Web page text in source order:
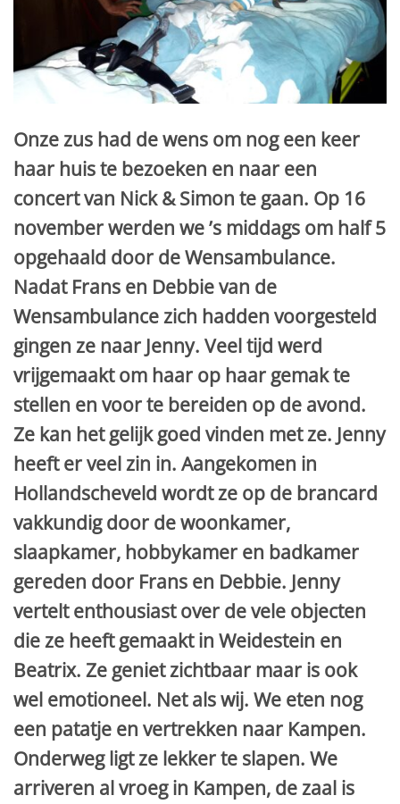
Onze zus had de wens om nog een keer
haar huis te bezoeken en naar een
concert van Nick & Simon te gaan. Op 16
november werden we ’s middags om half 5
opgehaald door de Wensambulance.
Nadat Frans en Debbie van de
Wensambulance zich hadden voorgesteld
gingen ze naar Jenny. Veel tijd werd
vrijgemaakt om haar op haar gemak te
stellen en voor te bereiden op de avond.
Ze kan het gelijk goed vinden met ze. Jenny
heeft er veel zin in. Aangekomen in
Hollandscheveld wordt ze op de brancard
vakkundig door de woonkamer,
slaapkamer, hobbykamer en badkamer
gereden door Frans en Debbie. Jenny
vertelt enthousiast over de vele objecten
die ze heeft gemaakt in Weidestein en
Beatrix. Ze geniet zichtbaar maar is ook
wel emotioneel. Net als wij. We eten nog
een patatje en vertrekken naar Kampen.
Onderweg ligt ze lekker te slapen. We
arriveren al vroeg in Kampen, de zaal is